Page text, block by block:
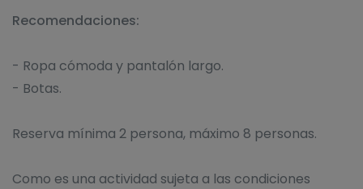
Recomendaciones:
- Ropa cómoda y pantalón largo.
- Botas.
Reserva mínima 2 persona, máximo 8 personas.
Como es una actividad sujeta a las condiciones